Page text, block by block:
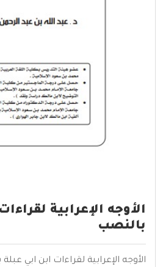
الأوجه الإعرابية
بالنصب
الأوجه الإعرابية لقراءات ابن ابي